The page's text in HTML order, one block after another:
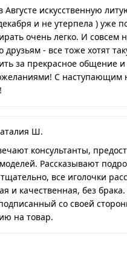
Августе искусственную
и не утерпела ) уже
очень легко. И совсем
друзьям - все тоже хотят
за прекрасное общение
С наступающим
Ш.
консультанты,
Рассказывают
все иголочки
и качественная, без
со своей
на товар.